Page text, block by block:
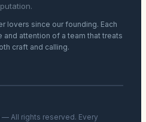
lovers since our founding. Each
and attention of a team that treats
craft and calling.
All rights reserved. Every